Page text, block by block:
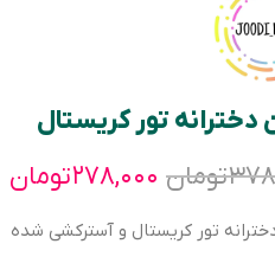
دخترانه تور كریستال
تومان ۲۷۸,۰۰۰تومان
تور كریستال و آستركشی شده